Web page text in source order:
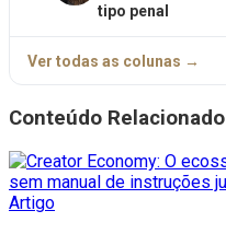
tipo penal
Ver todas as colunas →
Conteúdo Relacionado
Artigo